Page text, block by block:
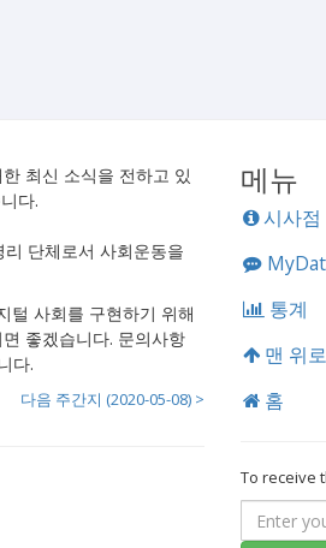
최신 소식을 전하고 있
다.
단체로서 사회운동을
털 사회를 구현하기 위해
좋겠습니다. 문의사항
다.
다음 주간지 (2020-05-08) >
메뉴
시사점
통계
맨 위로
홈
To receive